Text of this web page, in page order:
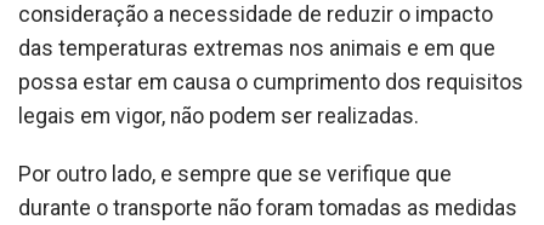
consideração a necessidade de reduzir o impacto
das temperaturas extremas nos animais e em que
possa estar em causa o cumprimento dos requisitos
legais em vigor, não podem ser realizadas.
Por outro lado, e sempre que se verifique que
durante o transporte não foram tomadas as medidas